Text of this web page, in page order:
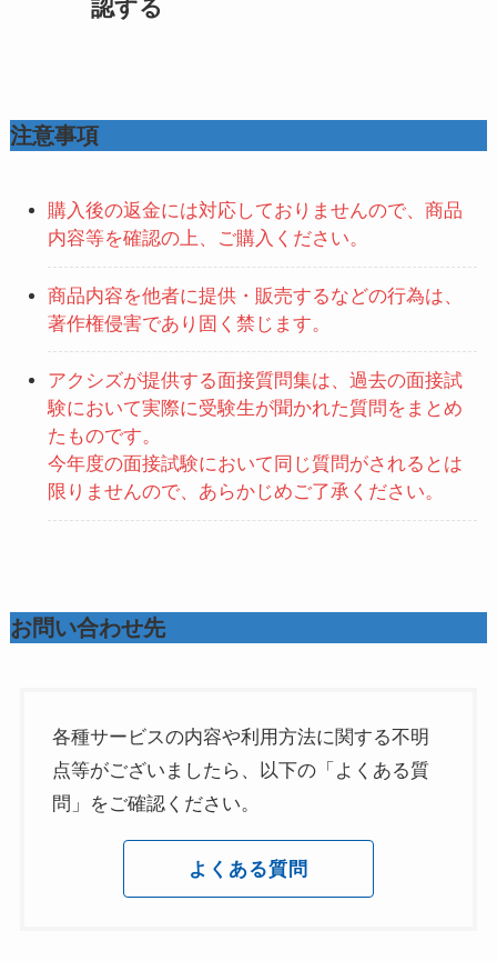
認する
注意事項
購入後の返金には対応しておりませんので、商品
内容等を確認の上、ご購入ください。
商品内容を他者に提供・販売するなどの行為は、
著作権侵害であり固く禁じます。
アクシズが提供する面接質問集は、過去の面接試
験において実際に受験生が聞かれた質問をまとめ
たものです。
今年度の面接試験において同じ質問がされるとは
限りませんので、あらかじめご了承ください。
お問い合わせ先
各種サービスの内容や利用方法に関する不明
点等がございましたら、以下の「よくある質
問」をご確認ください。
よくある質問